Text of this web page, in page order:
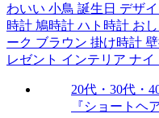
わいい 小鳥 誕生日 デザ
時計 鳩時計 ハト時計 お
ーク ブラウン 掛け時計
レゼント インテリア ナイ
20代・30代・
『ショートヘ